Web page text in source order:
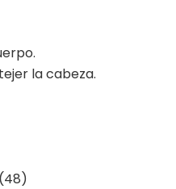
la cabeza.